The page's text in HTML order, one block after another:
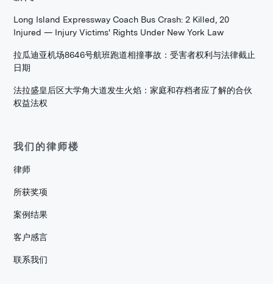
Long Island Expressway Coach Bus Crash: 2 Killed, 20
Injured — Injury Victims' Rights Under New York Law
拉瓜迪亚机场8646号航班跑道相撞事故：受害者权利与法律截止
日期
法拉盛皇后区大学角大道发生火焰：家庭和存档者应了解的合伙
权益法权
我们的律师楼
律师
所获奖项
案例结果
客户感言
联系我们